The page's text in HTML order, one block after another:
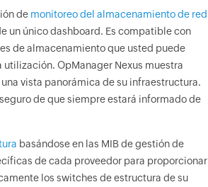
de monitoreo del almacenamiento de red
un único dashboard. Es compatible con
de almacenamiento que usted puede
OpManager Nexus muestra
vista panorámica de su infraestructura.
de que siempre estará informado de
basándose en las MIB de gestión de
de cada proveedor para proporcionar
los switches de estructura de su